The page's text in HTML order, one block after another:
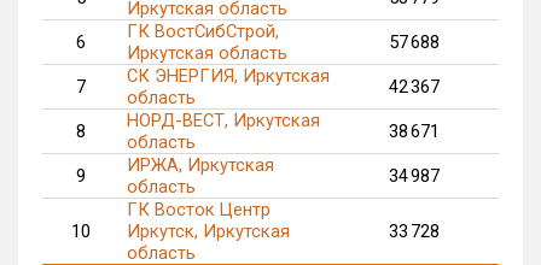
Иркутская область
6
ГК ВостСибСтрой,
Иркутская область
57 688
7
СК ЭНЕРГИЯ, Иркутская
область
42 367
8
НОРД-ВЕСТ, Иркутская
область
38 671
9
ИРЖА, Иркутская
область
34 987
10
ГК Восток Центр
Иркутск, Иркутская
область
33 728